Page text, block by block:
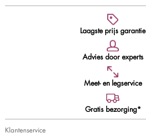
Laagste prijs garantie
Advies door experts
Meet- en legservice
Gratis bezorging*
Klantenservice